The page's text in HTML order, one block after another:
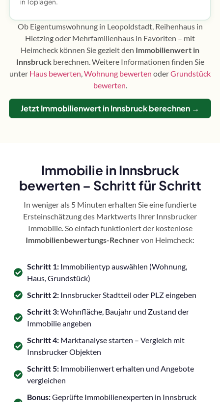
Ob Eigentumswohnung in Leopoldstadt, Reihenhaus in
Hietzing oder Mehrfamilienhaus in Favoriten – mit
Heimcheck können Sie gezielt den Immobilienwert in
Innsbruckberechnen. Weitere Informationen finden Sie
unter Haus bewerten,Wohnung bewerten oderGrundstück
bewerten.
Jetzt Immobilienwert in Innsbruck berechnen →
Immobilie in Innsbruck
bewerten – Schritt für Schritt
In weniger als 5 Minuten erhalten Sie eine fundierte
Ersteinschätzung des Marktwerts Ihrer Innsbrucker
Immobilie. So einfach funktioniert der kostenlose
Immobilienbewertungs-Rechnervon Heimcheck:
Schritt 1: Immobilientyp auswählen (Wohnung,
Haus, Grundstück)
Schritt 2: Innsbrucker Stadtteil oder PLZ eingeben
Schritt 3:Wohnfläche, Baujahr und Zustand der
Immobilie angeben
Schritt 4: Marktanalyse starten – Vergleich mit
Innsbrucker Objekten
Schritt 5: Immobilienwert erhalten und Angebote
vergleichen
Bonus:Geprüfte Immobilienexperten in Innsbruck